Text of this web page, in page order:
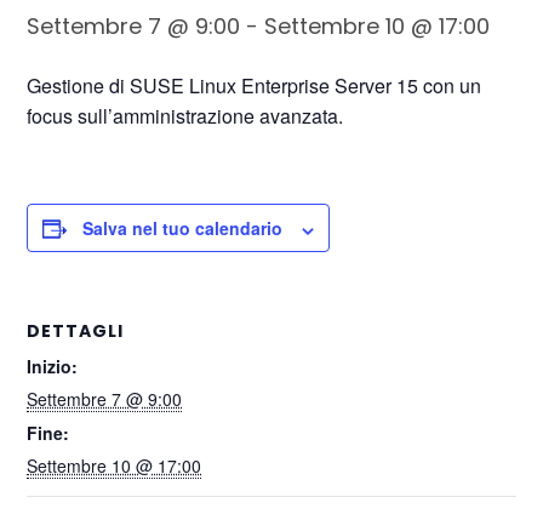
Settembre 7 @ 9:00 - Settembre 10 @ 17:00
Gestione di SUSE Linux Enterprise Server 15 con un
focus sull’amministrazione avanzata.
Salva nel tuo calendario
DETTAGLI
Inizio:
Settembre 7 @ 9:00
Fine:
Settembre 10 @ 17:00